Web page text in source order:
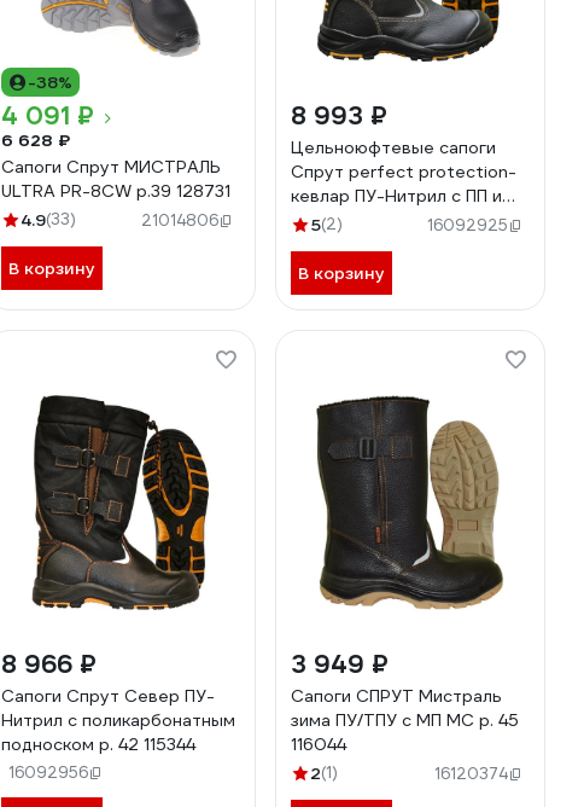
-38%
4 091 ₽
6 628 ₽
Сапоги Спрут МИСТРАЛЬ
ULTRA PR-8CW р.39 128731
4.9(33) 21014806
В корзину
8 993 ₽
Цельноюфтевые сапоги
Спрут perfect protection-
кевлар ПУ-Нитрил с ПП и
АС на натуральном меху р.
5(2) 16092925
В корзину
8 966 ₽
Сапоги Спрут Север ПУ-
Нитрил с поликарбонатным
подноском р. 42 115344
16092956
3 949 ₽
Сапоги СПРУТ Мистраль
зима ПУ/ТПУ с МП МС р. 45
116044
2(1) 16120374